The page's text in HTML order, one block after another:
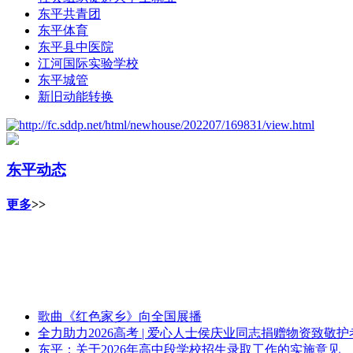
东平共青团
东平体育
东平县中医院
江河国际实验学校
东平城管
新旧动能转换
东平动态
更多>>
歌曲《红色家乡》向全国展播
全力助力2026高考 | 爱心人士侯庆业同志捐赠物资致敬护
东平：关于2026年高中段学校招生录取工作的实施意见